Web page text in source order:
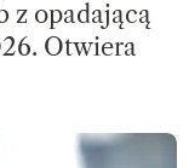
z opadającą
Otwiera